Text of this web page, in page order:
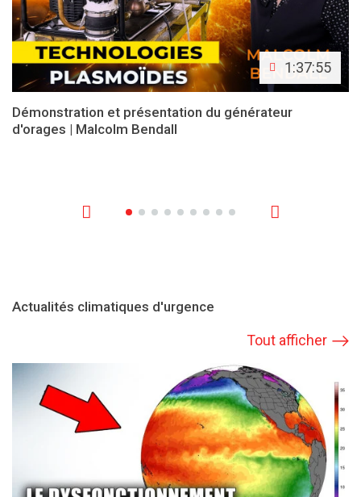
1:37:55
Démonstration et présentation du générateur
d'orages | Malcolm Bendall
Actualités climatiques d'urgence
Tout afficher